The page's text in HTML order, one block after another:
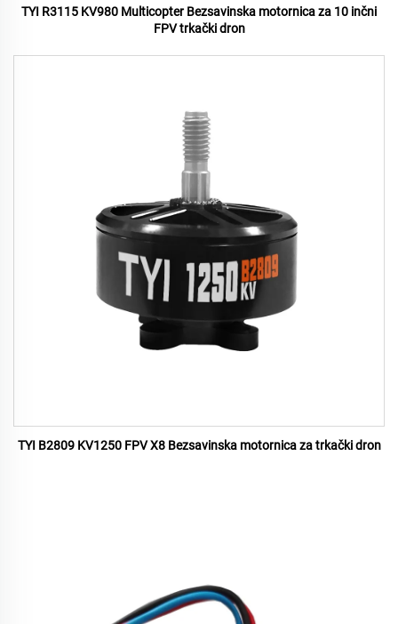
TYI R3115 KV980 Multicopter Bezsavinska motornica za 10 inčni
FPV trkački dron
TYI B2809 KV1250 FPV X8 Bezsavinska motornica za trkački dron